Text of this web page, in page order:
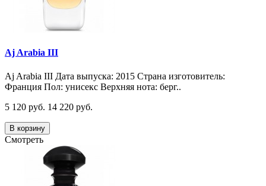
Aj Arabia III
Aj Arabia III Дата выпуска: 2015 Страна изготовитель:
Франция Пол: унисекс Верхняя нота: берг..
5 120 руб. 14 220 руб.
В корзину
Смотреть